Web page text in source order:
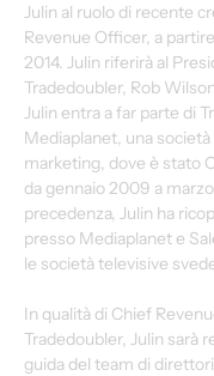
Julin al ruolo di recente
Revenue Officer, a
2014. Julin riferirà al
Tradedoubler, Rob
Julin entra a far parte di
Mediaplanet, una
marketing, dove è stato
da gennaio 2009 a
precedenza, Julin ha
presso Mediaplanet e
le società televisive
In qualità di Chief
Tradedoubler, Julin sarà
guida del team di